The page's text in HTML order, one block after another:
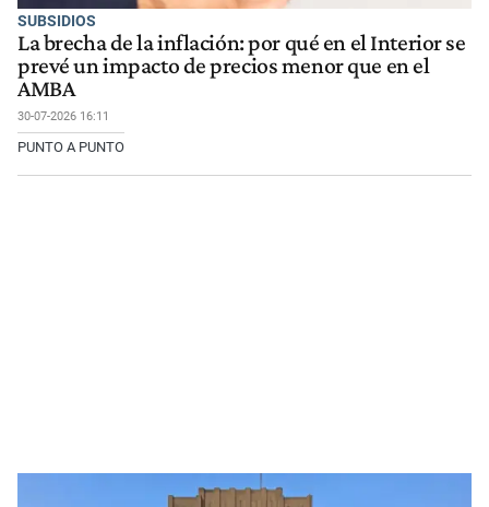
SUBSIDIOS
La brecha de la inflación: por qué en el Interior se
prevé un impacto de precios menor que en el
AMBA
30-07-2026 16:11
PUNTO A PUNTO